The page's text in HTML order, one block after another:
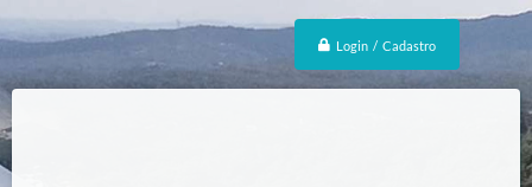
Login / Cadastro